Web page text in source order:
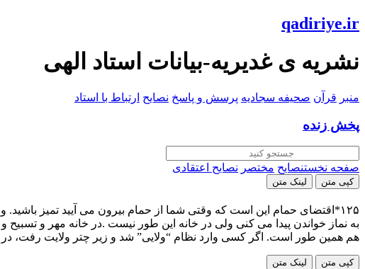
qadiriye.ir
نشریه ی غدیریه-بیانات استاد الهی
منبر قرآن صحیفه سجادیه پرسش و پاسخ نصایح ارتباط با استاد
پخش زنده
صفحه نخستنصایح مختصر نصایح اعتقادی
کپی متن لینک متن
۱۲۵*اقتضای حمام این است که وقتی شما از حمام بیرون می آیید تمیز
به نماز خواندن پیدا می کنی ولی در خانه این طور نیست .در خانه مهر و
هم همین طور است. اگر کسی وارد نظام “ولایی” شد و زیر چتر ولایت رفت،
کپی متن لینک متن